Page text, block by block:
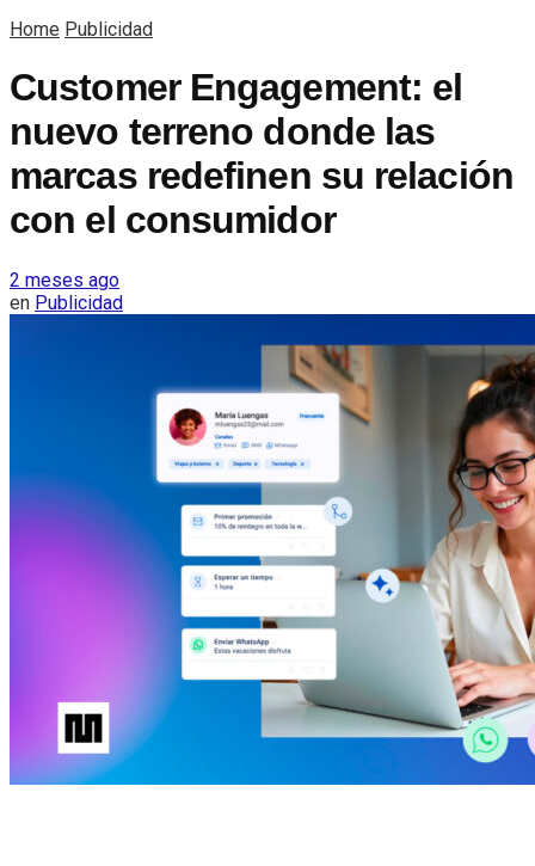
Home Publicidad
Customer Engagement: el
nuevo terreno donde las
marcas redefinen su relación
con el consumidor
2 meses ago
en Publicidad